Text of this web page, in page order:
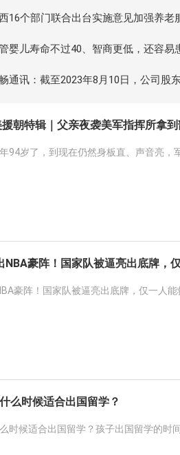
16个部门联合出台实施意见加强养老
婴儿寿命不过40、智商更低，还容易
通讯：截至2023年8月10日，公司股
援朝特辑｜父亲夜袭美军指挥所拿到
94岁了，到现在仍然身板直、声音亮，
NBA豪阵！国家队被逼亮出底牌，
豪阵！国家队被逼亮出底牌，仅一人能
么时候适合出国留学？
时候适合出国留学？孩子出国留学的时